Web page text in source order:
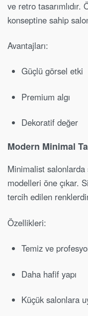
ve retro
konseptine sahip
Avantajları:
Güçlü görsel etki
Premium algı
Dekoratif değer
Modern Minimal
Minimalist
modelleri öne çıkar.
tercih edilen
Özellikleri:
Temiz ve
Daha hafif yapı
Küçük salonlara